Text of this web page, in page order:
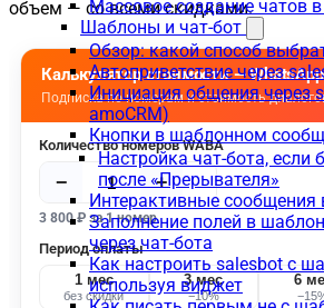
Массовое создание чатов в
Шаблоны и чат-бот
Обзор: какой способ
Автоприветствие через
Инициация общения через
amoCRM)
Кнопки в шаблонном
Настройка чат-бота, если
после «Прерывателя»
Интерактивные сообщения
Заполнение полей в
через чат-бота
Как настроить salesbot с
используя виджет
объем — со всеми скидками.